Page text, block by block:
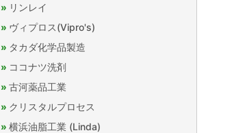
リンレイ
ヴィプロス(Vipro's)
タカダ化学品製造
ココナツ洗剤
古河薬品工業
クリスタルプロセス
横浜油脂工業 (Linda)